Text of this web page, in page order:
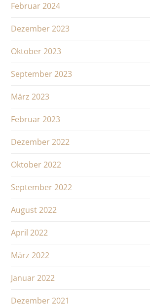
Februar 2024
Dezember 2023
Oktober 2023
September 2023
März 2023
Februar 2023
Dezember 2022
Oktober 2022
September 2022
August 2022
April 2022
März 2022
Januar 2022
Dezember 2021